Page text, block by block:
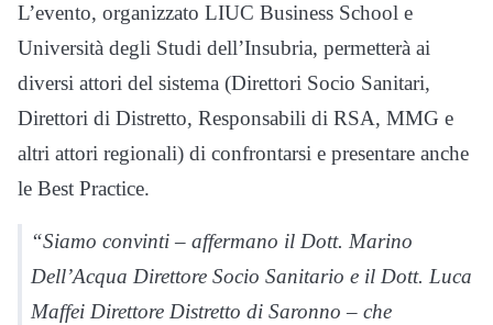
L’evento, organizzato LIUC Business School e
Università degli Studi dell’Insubria, permetterà ai
diversi attori del sistema (Direttori Socio Sanitari,
Direttori di Distretto, Responsabili di RSA, MMG e
altri attori regionali) di confrontarsi e presentare anche
le Best Practice.
“Siamo convinti – affermano il Dott. Marino
Dell’Acqua Direttore Socio Sanitario e il Dott. Luca
Maffei Direttore Distretto di Saronno – che